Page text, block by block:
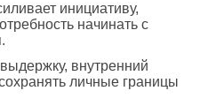
инициативу,
начинать с
внутренний
личные границы